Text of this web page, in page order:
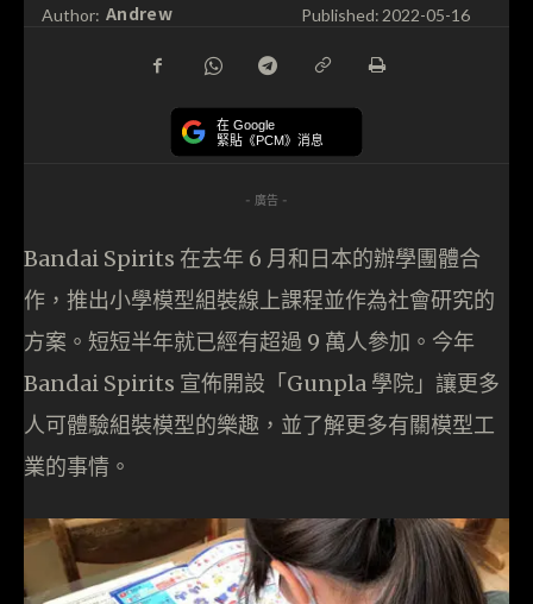
Author: Andrew Published: 2022-05-16
在 Google
緊貼《PCM》消息
- 廣告 -
Bandai Spirits 在去年 6 月和日本的辦學團體合
作，推出小學模型組裝線上課程並作為社會研究的
方案。短短半年就已經有超過 9 萬人參加。今年
Bandai Spirits 宣佈開設「Gunpla 學院」讓更多
人可體驗組裝模型的樂趣，並了解更多有關模型工
業的事情。